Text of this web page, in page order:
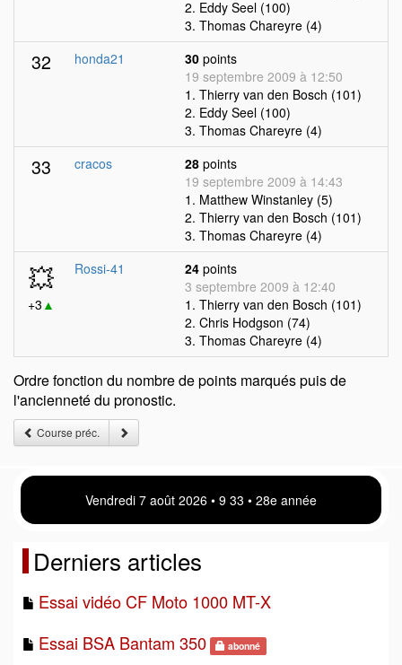
2. Eddy Seel (100)
3. Thomas Chareyre (4)
32 honda21 30 points
19 septembre 2009 à 12:50
1. Thierry van den Bosch (101)
2. Eddy Seel (100)
3. Thomas Chareyre (4)
33 cracos 28 points
19 septembre 2009 à 14:43
1. Matthew Winstanley (5)
2. Thierry van den Bosch (101)
3. Thomas Chareyre (4)
💥
+3 ▲
Rossi-41 24 points
3 septembre 2009 à 12:40
1. Thierry van den Bosch (101)
2. Chris Hodgson (74)
3. Thomas Chareyre (4)
Ordre fonction du nombre de points marqués puis de
l'ancienneté du pronostic.
Course préc.
Vendredi 7 août 2026 • 9:33 • 28e année
Derniers articles
Essai vidéo CF Moto 1000 MT-X
Essai BSA Bantam 350
abonné